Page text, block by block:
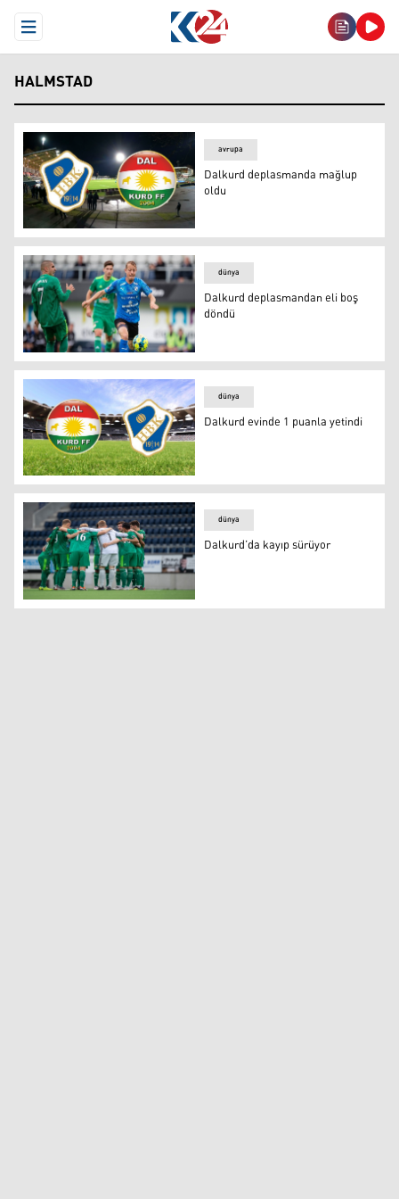
Open Menu
HALMSTAD
Dalkurd deplasmanda mağlup oldu
avrupa
Dalkurd deplasmanda mağlup
oldu
Dalkurd deplasmandan eli boş döndü
dünya
Dalkurd deplasmandan eli boş
döndü
Dalkurd evinde 1 puanla yetindi
dünya
Dalkurd evinde 1 puanla yetindi
Dalkurd’da kayıp sürüyor
dünya
Dalkurd’da kayıp sürüyor